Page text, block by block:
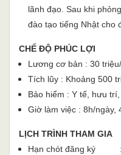
lãnh đạo. Sau khi
đào tạo tiếng Nhật cho
CHẾ ĐỘ PHÚC LỢI
Lương cơ bản : 30
Tích lũy : Khoảng 500
Bảo hiểm : Y tế, hưu
Giờ làm việc : 8h/ngày,
LỊCH TRÌNH THAM GIA
Hạn chót đăng ký :